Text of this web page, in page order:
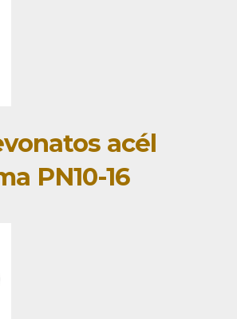
acél
PN10-16